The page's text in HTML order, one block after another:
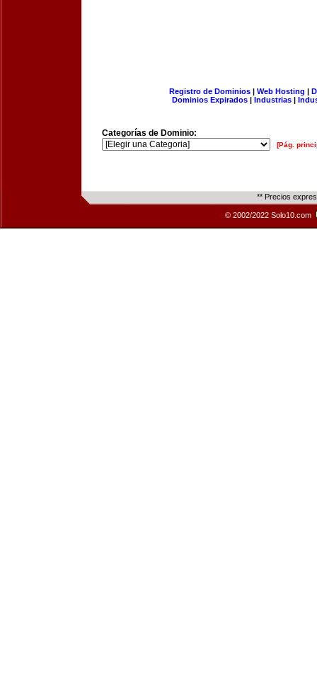
Registro de Dominios| Web Hosting |
Dominios Expirados | Industrias |
Categorías de Dominio:
[Pág.
** Precios
© 2002/2022 Solo10.com